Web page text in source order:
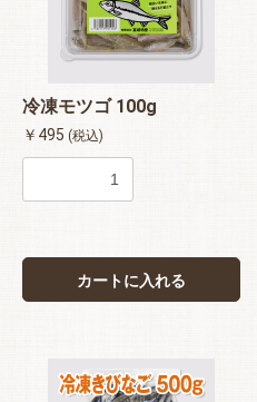
冷凍モツゴ 100g
￥495 (税込)
カートに入れる